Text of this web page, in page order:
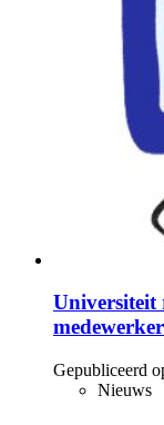
Universiteit
Gepubliceerd
Nieuws